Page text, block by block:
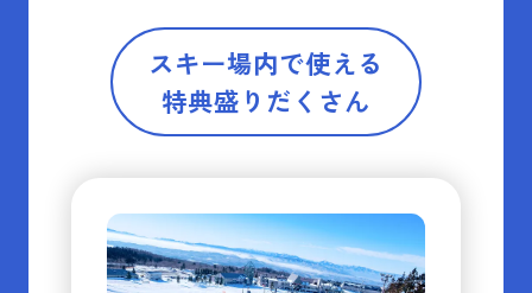
スキー場内で使える
特典盛りだくさん